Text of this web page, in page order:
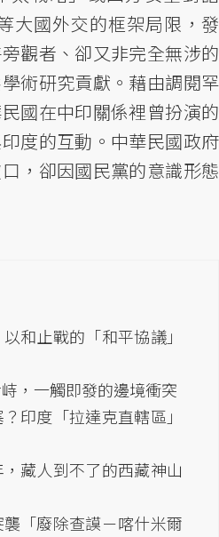
大國外交的框架局限，發
觀者、卻又非完全無涉的
術研究貢獻。藉由調閱罕
國在中印關係裡曾扮演的
度的互動。中華民國政府
，卻因國民黨的意識形態
和止戰的「和平協議」
，一觸即發的邊境衝突
印度「拉達克直轄區」
藏人到不了的西藏神山
「廢除查謨－喀什米爾